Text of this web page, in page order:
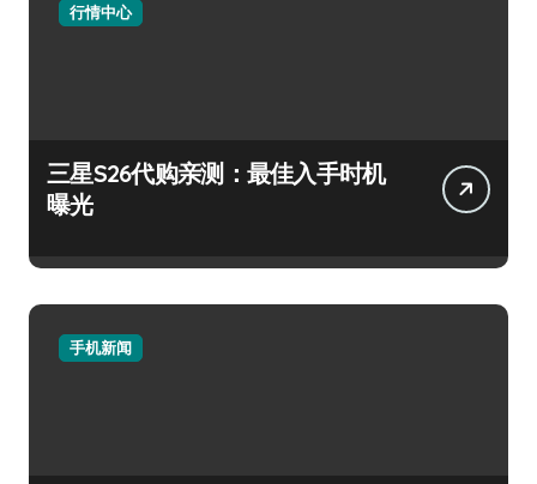
行情中心
三星S26代购亲测：最佳入手时机
曝光
手机新闻